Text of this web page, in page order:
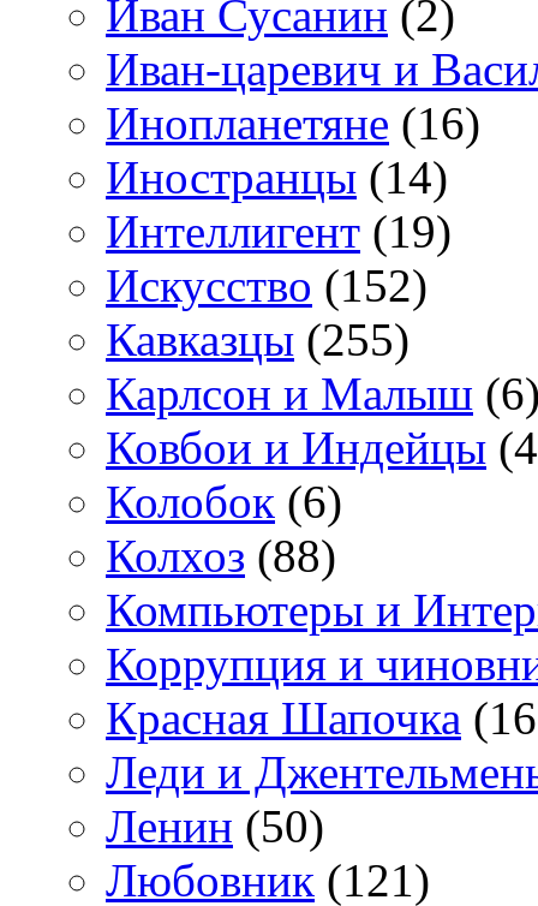
Иван Сусанин (2)
Иван-царевич и
Инопланетяне (16)
Иностранцы (14)
Интеллигент (19)
Искусство (152)
Кавказцы (255)
Карлсон и Малыш
Ковбои и Индейцы
Колобок (6)
Колхоз (88)
Компьютеры и
Коррупция и
Красная Шапочка
Леди и
Ленин (50)
Любовник (121)